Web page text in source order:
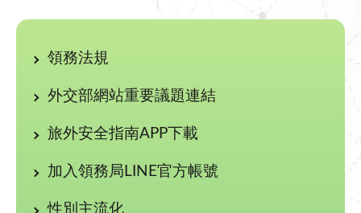
領務法規
外交部網站重要議題連結
旅外安全指南APP下載
加入領務局LINE官方帳號
性別主流化